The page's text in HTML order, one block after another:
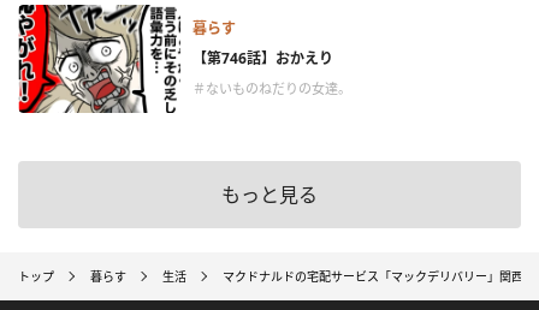
暮らす
【第746話】おかえり
＃ないものねだりの女達。
もっと見る
トップ 暮らす 生活 マクドナルドの宅配サービス「マックデリバリー」関西初